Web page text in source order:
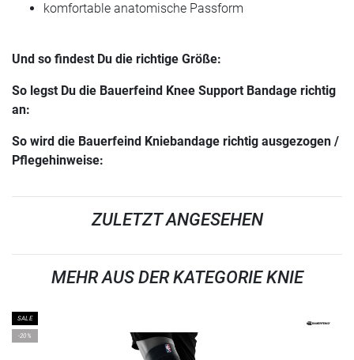
komfortable anatomische Passform
Und so findest Du die richtige Größe:
So legst Du die Bauerfeind Knee Support Bandage richtig
an:
So wird die Bauerfeind Kniebandage richtig ausgezogen /
Pflegehinweise:
ZULETZT ANGESEHEN
MEHR AUS DER KATEGORIE KNIE
SALE
-20%